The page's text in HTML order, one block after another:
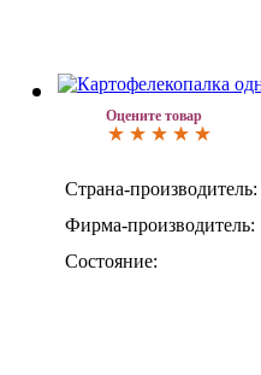
Оцените товар
Страна-производитель:
Фирма-производитель:
Состояние: